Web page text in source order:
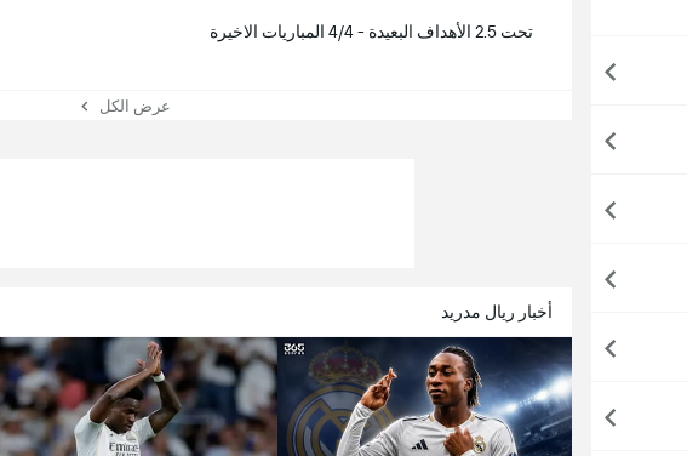
تحت 2.5 الأهداف البعيدة - 4/4 المباريات الاخيرة
عرض الكل
أخبار ريال مدريد